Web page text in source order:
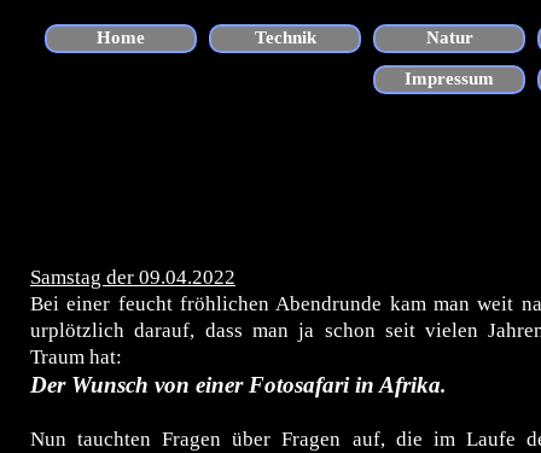
Home Technik ▼
Natur
Impressum
Samstag der 09.04.2022
Bei einer feucht fröhlichen Abendrunde kam man weit
urplötzlich darauf, dass man ja schon seit vielen
Traum hat:
Der Wunsch von einer Fotosafari in Afrika.
Nun tauchten Fragen über Fragen auf, die im Laufe